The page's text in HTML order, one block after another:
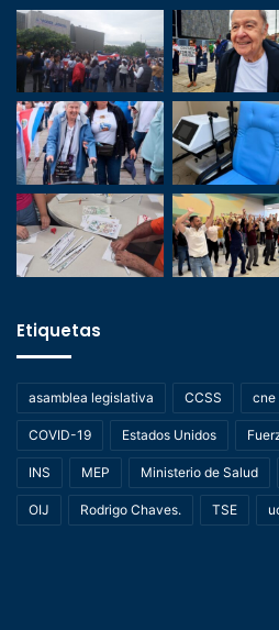
Etiquetas
asamblea legislativa CCSS cne
COVID-19 Estados Unidos
INS MEP Ministerio de Salud
OIJ Rodrigo Chaves. TSE